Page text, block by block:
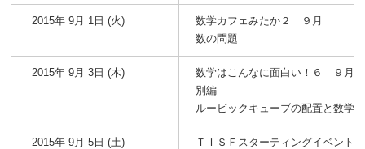
2015年 9月 1日 (火)
数学カフェみたか２ ９月
数の問題
2015年 9月 3日 (木)
数学はこんなに面白い！６ ９月
別編
ルービックキューブの配置と数学
2015年 9月 5日 (土)
ＴＩＳＦスターティングイベント